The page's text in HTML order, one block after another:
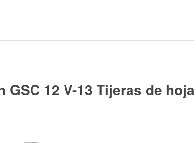
GSC 12 V-13 Tijeras de